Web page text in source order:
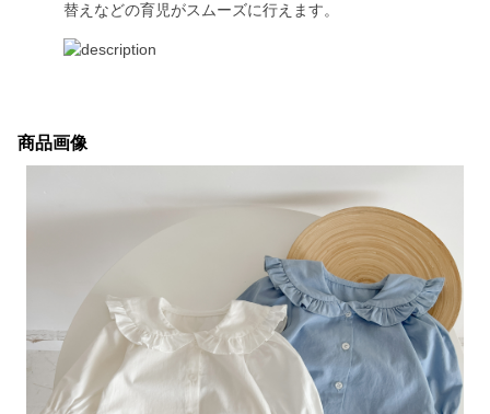
替えなどの育児がスムーズに行えます。
商品画像